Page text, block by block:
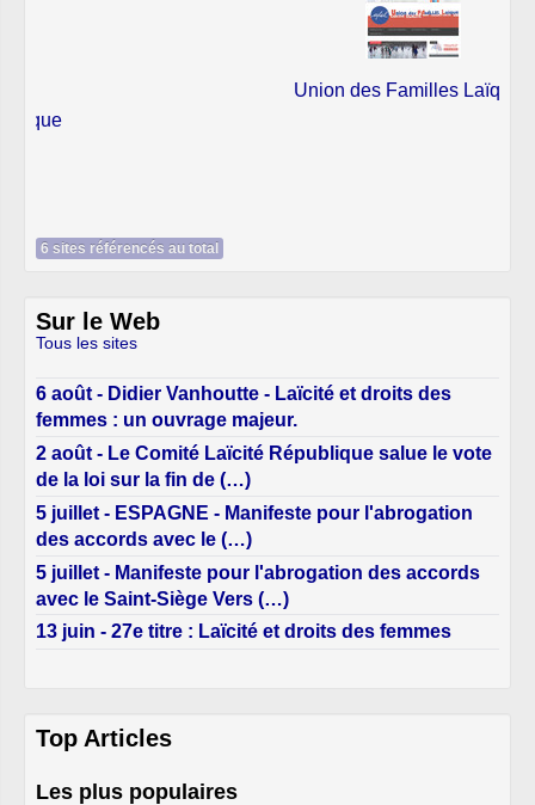
Union des Familles Laïques
Sur le Web
Tous les sites
6 août - Didier Vanhoutte - Laïcité et droits des
femmes : un ouvrage majeur.
de la loi sur la fin de (…)
des accords avec le (…)
avec le Saint-Siège Vers (…)
Top Articles